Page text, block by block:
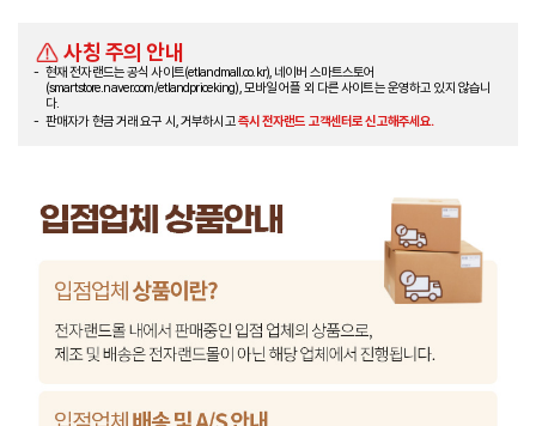
사칭 주의 안내
현재 전자랜드는 공식 사이트(etlandmall.co.kr), 네이버 스마트스토어
(smartstore.naver.com/etlandpriceking), 모바일 어플 외 다른 사이트는 운영하고 있지 않습니
다.
판매자가 현금 거래 요구 시, 거부하시고즉시 전자랜드 고객센터로 신고해주세요.